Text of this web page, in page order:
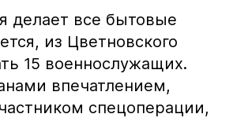
делает все бытовые
из Цветновского
15 военнослужащих.
впечатлением,
спецоперации,